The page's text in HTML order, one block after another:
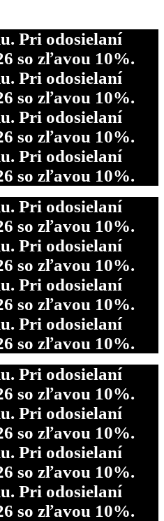
Pri odosielaní
so zľavou 10%.
Pri odosielaní
so zľavou 10%.
Pri odosielaní
so zľavou 10%.
Pri odosielaní
so zľavou 10%.
Pri odosielaní
so zľavou 10%.
Pri odosielaní
so zľavou 10%.
Pri odosielaní
so zľavou 10%.
Pri odosielaní
so zľavou 10%.
Pri odosielaní
so zľavou 10%.
Pri odosielaní
so zľavou 10%.
Pri odosielaní
so zľavou 10%.
Pri odosielaní
so zľavou 10%.